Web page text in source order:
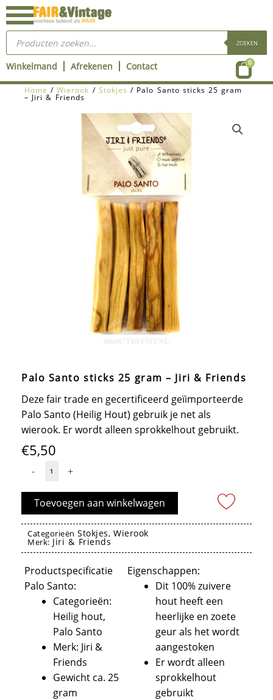
Ga
naar
inhoud
Producten
zoeken ZOEKEN
Winkelmand Afrekenen Contact 0
Home /Wierook / Stokjes / Palo Santo sticks 25 gram
– Jiri & Friends
Palo Santo sticks 25 gram – Jiri & Friends
Deze fair trade en gecertificeerd geïimporteerde
Palo Santo (Heilig Hout) gebruik je net als
wierook. Er wordt alleen sprokkelhout gebruikt.
€5,50
-
sticks
25
gram
&
Friends
aantal
+
Toevoegen aan winkelwagen
Categorieën Stokjes,Wierook
Merk: Jiri & Friends
Productspecificatie
Palo Santo:
Categorieën:
Heilig hout,
Palo Santo
Merk: Jiri &
Friends
Gewicht ca. 25
gram
Eigenschappen:
Dit 100% zuivere
hout heeft een
heerlijke en zoete
geur als het wordt
aangestoken
Er wordt alleen
sprokkelhout
gebruikt